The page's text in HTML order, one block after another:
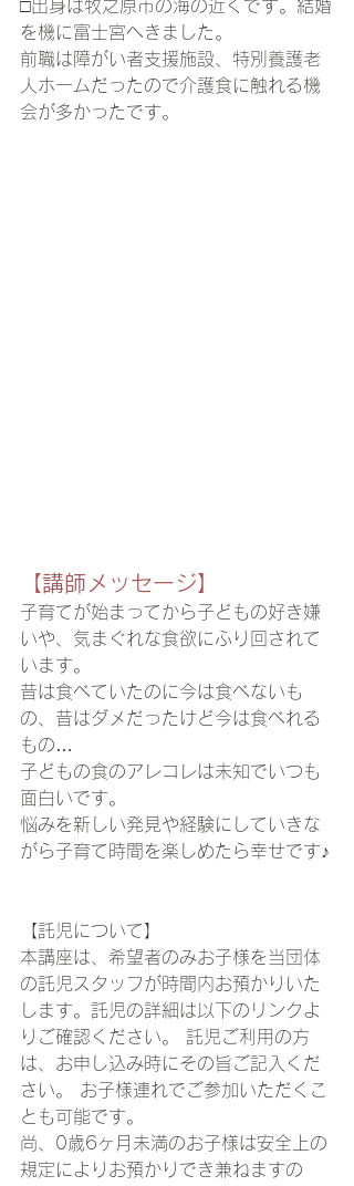
□出身は牧之原市の海の近くです。結婚
を機に富士宮へきました。
前職は障がい者支援施設、特別養護老
人ホームだったので介護食に触れる機
会が多かったです。
【講師メッセージ】
子育てが始まってから子どもの好き嫌
いや、気まぐれな食欲にふり回されて
います。
昔は食べていたのに今は食べないも
の、昔はダメだったけど今は食べれる
もの…
子どもの食のアレコレは未知でいつも
面白いです。
悩みを新しい発見や経験にしていきな
がら子育て時間を楽しめたら幸せです♪
【託児について】
本講座は、希望者のみお子様を当団体
の託児スタッフが時間内お預かりいた
します。託児の詳細は以下のリンクよ
りご確認ください。 託児ご利用の方
は、お申し込み時にその旨ご記入くだ
さい。 お子様連れでご参加いただくこ
とも可能です。
尚、0歳6ヶ月未満のお子様は安全上の
規定によりお預かりでき兼ねますの